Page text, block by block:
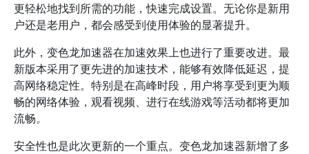
更轻松地找到所需的功能，快速完成设置。无论你是新用
户还是老用户，都会感受到使用体验的显著提升。
此外，变色龙加速器在加速效果上也进行了重要改进。最
新版本采用了更先进的加速技术，能够有效降低延迟，提
高网络稳定性。特别是在高峰时段，用户将享受到更为顺
畅的网络体验，观看视频、进行在线游戏等活动都将更加
流畅。
安全性也是此次更新的一个重点。变色龙加速器新增了多